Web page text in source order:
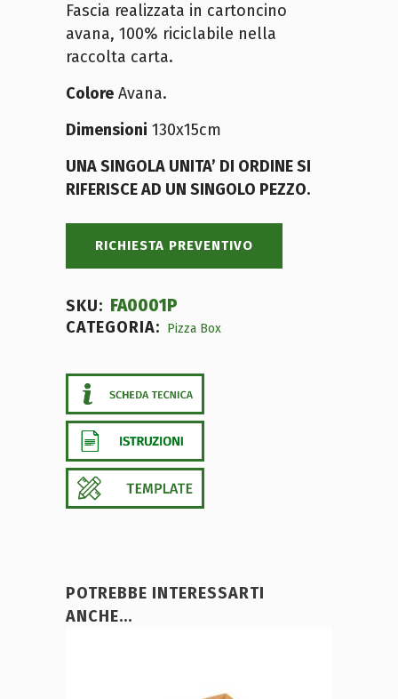
Fascia realizzata in cartoncino
avana, 100% riciclabile nella
raccolta carta.
Colore Avana.
Dimensioni 130x15cm
UNA SINGOLA UNITA’ DI ORDINE SI
RIFERISCE AD UN SINGOLO PEZZO.
RICHIESTA PREVENTIVO
SKU: FA0001P
CATEGORIA: Pizza Box
POTREBBE INTERESSARTI
ANCHE...